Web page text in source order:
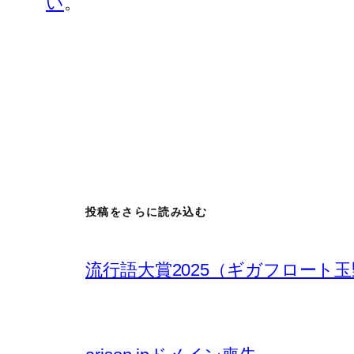
投稿をさらに読み込む
流行語大賞2025（ギガフロート玉